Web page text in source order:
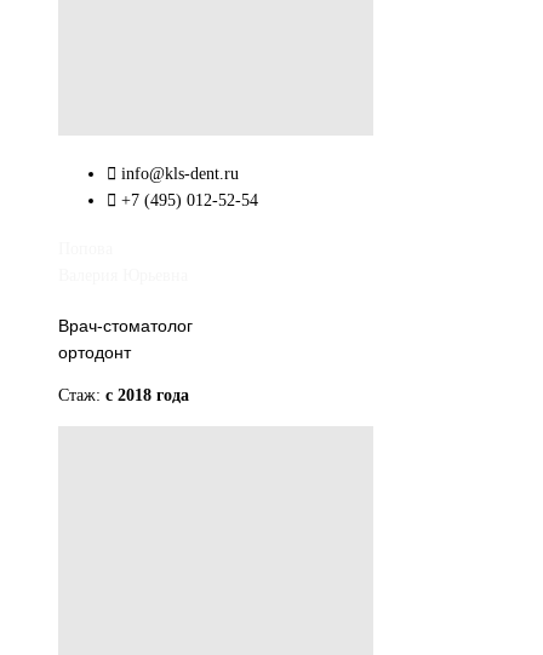
info@kls-dent.ru
+7 (495) 012-52-54
Врач-стоматолог
ортодонт
Стаж: с 2018 года